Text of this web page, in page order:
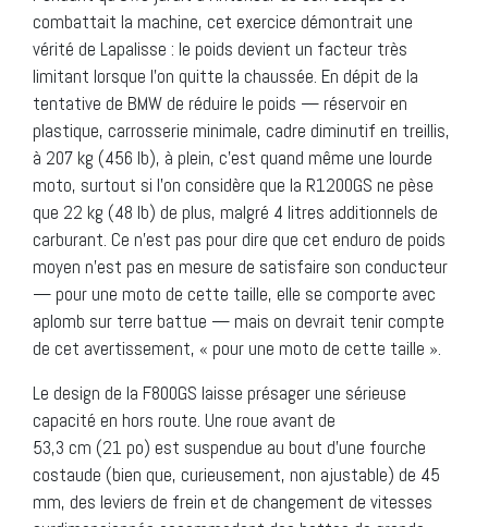
combattait la machine, cet exercice démontrait une
vérité de Lapalisse : le poids devient un facteur très
limitant lorsque l’on quitte la chaussée. En dépit de la
tentative de BMW de réduire le poids — réservoir en
plastique, carrosserie minimale, cadre diminutif en treillis,
à 207 kg (456 lb), à plein, c’est quand même une lourde
moto, surtout si l’on considère que la R1200GS ne pèse
que 22 kg (48 lb) de plus, malgré 4 litres additionnels de
carburant. Ce n’est pas pour dire que cet enduro de poids
moyen n’est pas en mesure de satisfaire son conducteur
— pour une moto de cette taille, elle se comporte avec
aplomb sur terre battue — mais on devrait tenir compte
de cet avertissement, « pour une moto de cette taille ».
Le design de la F800GS laisse présager une sérieuse
capacité en hors route. Une roue avant de
53,3 cm (21 po) est suspendue au bout d’une fourche
costaude (bien que, curieusement, non ajustable) de 45
mm, des leviers de frein et de changement de vitesses